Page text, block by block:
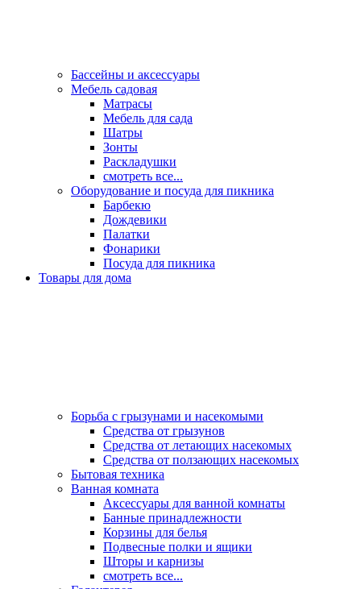
Бассейны и аксессуары
Мебель садовая
Матрасы
Мебель для сада
Шатры
Зонты
Раскладушки
смотреть все...
Оборудование и посуда для пикника
Барбекю
Дождевики
Палатки
Фонарики
Посуда для пикника
Товары для дома
Борьба с грызунами и насекомыми
Средства от грызунов
Средства от летающих насекомых
Средства от ползающих насекомых
Бытовая техника
Ванная комната
Аксессуары для ванной комнаты
Банные принадлежности
Корзины для белья
Подвесные полки и ящики
Шторы и карнизы
смотреть все...